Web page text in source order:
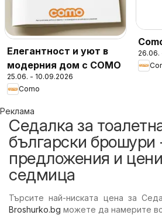
Елегантност и уют в
модерния дом с COMO
25.06. - 10.09.2026
Como
26.06.
Реклама
Седалка за
български брошури
предложения и
седмица
Търсите най-ниската цена за
Broshurko.bg можете да намерите